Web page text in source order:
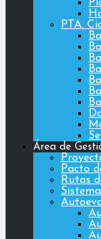
PTA.
Área de
Pacto
Rutas